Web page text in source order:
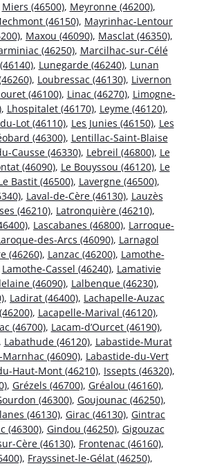
Miers (46500), Meyronne (46200),
(46150), Mayrinhac-Lentour
, Maxou (46090), Masclat (46350),
(46250), Marcilhac-sur-Célé
, Lunegarde (46240), Lunan
, Loubressac (46130), Livernon
(46100), Linac (46270), Limogne-
, Lhospitalet (46170), Leyme (46120),
Lot (46110), Les Junies (46150), Les
(46300), Lentillac-Saint-Blaise
Causse (46330), Lebreil (46800), Le
(46090), Le Bouyssou (46120), Le
Bastit (46500), Lavergne (46500),
, Laval-de-Cère (46130), Lauzès
(46210), Latronquière (46210),
, Lascabanes (46800), Larroque-
des-Arcs (46090), Larnagol
(46260), Lanzac (46200), Lamothe-
Lamothe-Cassel (46240), Lamativie
(46090), Lalbenque (46230),
, Ladirat (46400), Lachapelle-Auzac
, Lacapelle-Marival (46120),
(46700), Lacam-d’Ourcet (46190),
Labathude (46120), Labastide-Murat
(46090), Labastide-du-Vert
Haut-Mont (46210), Issepts (46320),
, Grézels (46700), Gréalou (46160),
(46300), Goujounac (46250),
(46130), Girac (46130), Gintrac
(46300), Gindou (46250), Gigouzac
Cère (46130), Frontenac (46160),
, Frayssinet-le-Gélat (46250),